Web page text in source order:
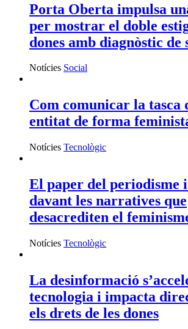
Porta Oberta impulsa
per mostrar el doble
dones amb diagnòstic de
Notícies Social
Com comunicar la tasca
entitat de forma
Notícies Tecnològic
El paper del periodisme
davant les narratives que
desacrediten el
Notícies Tecnològic
La desinformació
tecnologia i impacta
els drets de les dones